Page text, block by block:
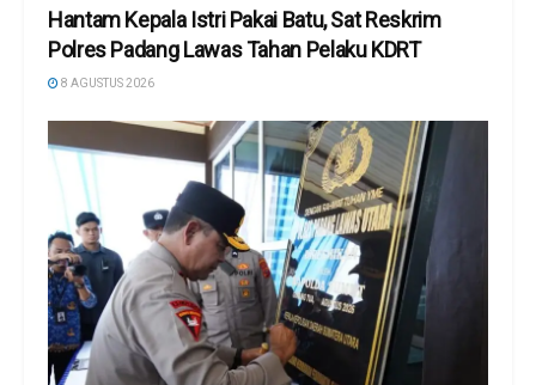
Hantam Kepala Istri Pakai Batu, Sat Reskrim
Polres Padang Lawas Tahan Pelaku KDRT
8 AGUSTUS 2026